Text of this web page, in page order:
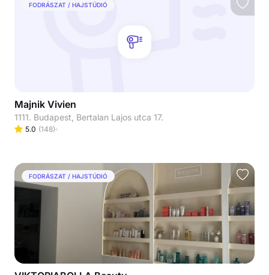
FODRÁSZAT / HAJSTÚDIÓ
Majnik Vivien
1111. Budapest, Bertalan Lajos utca 17.
5.0 (148)
FODRÁSZAT / HAJSTÚDIÓ